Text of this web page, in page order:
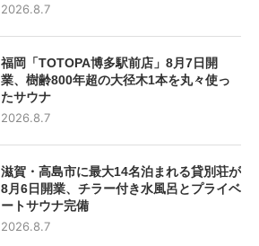
2026.8.7
福岡「TOTOPA博多駅前店」8月7日開
業、樹齢800年超の大径木1本を丸々使っ
たサウナ
2026.8.7
滋賀・高島市に最大14名泊まれる貸別荘が
8月6日開業、チラー付き水風呂とプライベ
ートサウナ完備
2026.8.7